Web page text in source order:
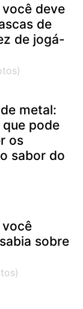
deve
de
de jogá-
metal:
pode
os
sabor do
você
sobre